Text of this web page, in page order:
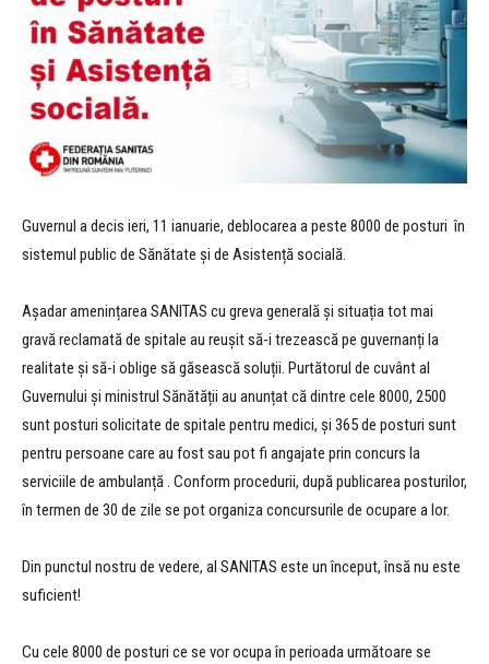
Guvernul a decis ieri, 11 ianuarie, deblocarea a peste 8000 de posturi în
sistemul public de Sănătate și de Asistență socială.
Așadar amenințarea SANITAS cu greva generală și situația tot mai
gravă reclamată de spitale au reușit să-i trezească pe guvernanți la
realitate și să-i oblige să găsească soluții. Purtătorul de cuvânt al
Guvernului și ministrul Sănătății au anunțat că dintre cele 8000, 2500
sunt posturi solicitate de spitale pentru medici, și 365 de posturi sunt
pentru persoane care au fost sau pot fi angajate prin concurs la
serviciile de ambulanță . Conform procedurii, după publicarea posturilor,
în termen de 30 de zile se pot organiza concursurile de ocupare a lor.
Din punctul nostru de vedere, al SANITAS este un început, însă nu este
suficient!
Cu cele 8000 de posturi ce se vor ocupa în perioada următoare se